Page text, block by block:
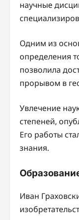
научные
Одним из
определения
позволила
прорывом в
Увлечение
степеней,
Его работы
знания.
Иван